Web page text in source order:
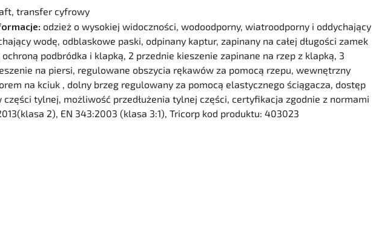
transfer cyfrowy
odzież o wysokiej widoczności, wodoodporny, wiatroodporny i oddychający
wodę, odblaskowe paski, odpinany kaptur, zapinany na całej długości zamek
ochroną podbródka i klapką, 2 przednie kieszenie zapinane na rzep z klapką, 3
na piersi, regulowane obszycia rękawów za pomocą rzepu, wewnętrzny
na kciuk , dolny brzeg regulowany za pomocą elastycznego ściągacza, dostęp
części tylnej, możliwość przedłużenia tylnej części, certyfikacja zgodnie z normami
2), EN 343:2003 (klasa 3:1), Tricorp kod produktu: 403023